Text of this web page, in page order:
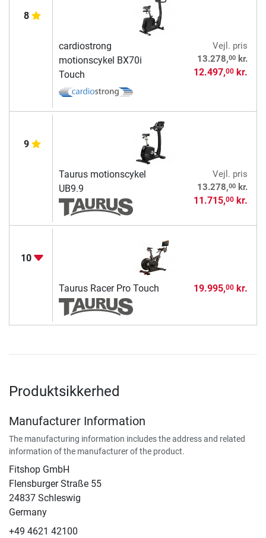
8
cardiostrong
motionscykel BX70i
Touch
Vejl. pris
13.278,00kr.
12.497,00kr.
9
Taurus motionscykel
UB9.9
Vejl. pris
13.278,00kr.
11.715,00kr.
10
Taurus Racer Pro Touch 19.995,00kr.
Produktsikkerhed
Manufacturer Information
The manufacturing information includes the address and related
information of the manufacturer of the product.
Fitshop GmbH
Flensburger Straße 55
24837 Schleswig
Germany
+49 4621 42100